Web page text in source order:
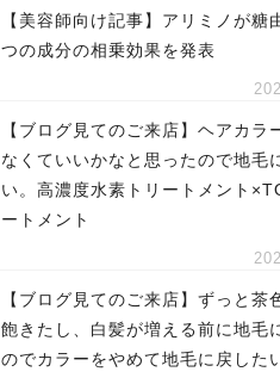
【美容師向け記事】アリミノが糖
つの成分の相乗効果を発表
【ブログ見てのご来店】ヘアカラ
なくていいかなと思ったので地毛
い。高濃度水素トリートメント
ートメント
【ブログ見てのご来店】ずっと茶
飽きたし、白髪が増える前に地毛
のでカラーをやめて地毛に戻した